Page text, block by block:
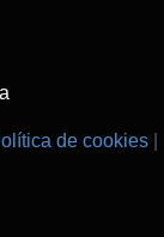
de cookies